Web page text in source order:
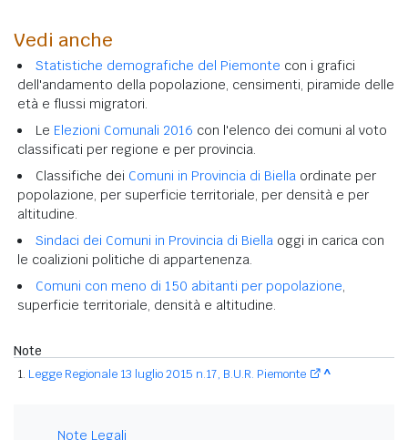
Vedi anche
Statistiche demografiche del Piemonte con i grafici
dell'andamento della popolazione, censimenti, piramide delle
età e flussi migratori.
Le Elezioni Comunali 2016 con l'elenco dei comuni al voto
classificati per regione e per provincia.
Classifiche dei Comuni in Provincia di Biella ordinate per
popolazione, per superficie territoriale, per densità e per
altitudine.
Sindaci dei Comuni in Provincia di Biella oggi in carica con
le coalizioni politiche di appartenenza.
Comuni con meno di 150 abitanti per popolazione
superficie territoriale, densità e altitudine.
Note
Legge Regionale 13 luglio 2015 n.17, B.U.R. Piemonte ^
Note Legali